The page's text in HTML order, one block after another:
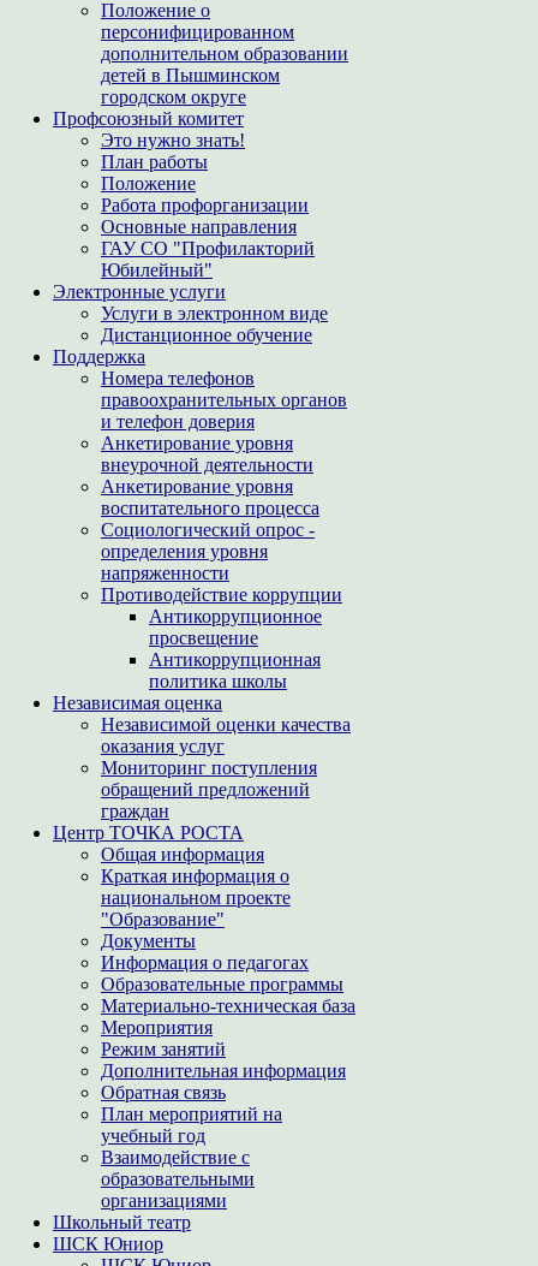
Положение о
персонифицированном
дополнительном образовании
детей в Пышминском
городском округе
Профсоюзный комитет
Это нужно знать!
План работы
Положение
Работа профорганизации
Основные направления
ГАУ СО "Профилакторий
Юбилейный"
Электронные услуги
Услуги в электронном виде
Дистанционное обучение
Поддержка
Номера телефонов
правоохранительных органов
и телефон доверия
Анкетирование уровня
внеурочной деятельности
Анкетирование уровня
воспитательного процесса
Социологический опрос -
определения уровня
напряженности
Противодействие коррупции
Антикоррупционное
просвещение
Антикоррупционная
политика школы
Независимая оценка
Независимой оценки качества
оказания услуг
Мониторинг поступления
обращений предложений
граждан
Центр ТОЧКА РОСТА
Общая информация
Краткая информация о
национальном проекте
"Образование"
Документы
Информация о педагогах
Образовательные программы
Материально-техническая база
Мероприятия
Режим занятий
Дополнительная информация
Обратная связь
План мероприятий на
учебный год
Взаимодействие с
образовательными
организациями
Школьный театр
ШСК Юниор